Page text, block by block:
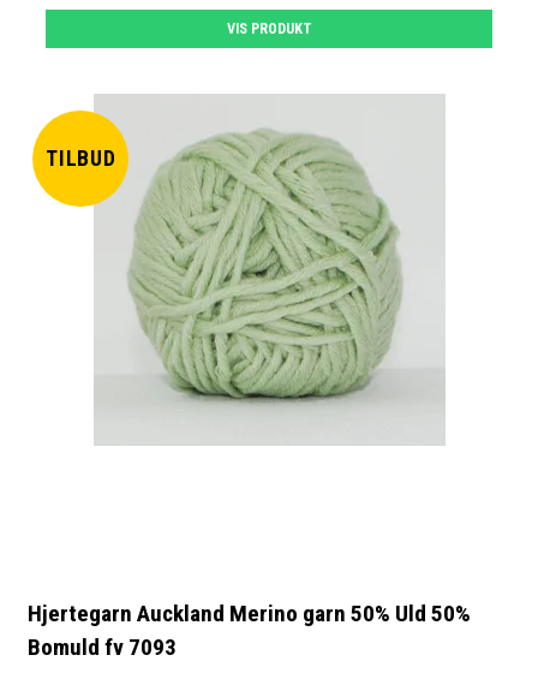
VIS PRODUKT
TILBUD
Hjertegarn Auckland Merino garn 50% Uld 50%
Bomuld fv 7093